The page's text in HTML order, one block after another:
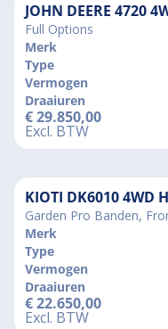
JOHN DEERE 4720
Full Options
Merk
Type
Vermogen
Draaiuren
€29.850,00
Excl. BTW
KIOTI DK6010 4WD
Garden Pro Banden,
Merk
Type
Vermogen
Draaiuren
€22.650,00
Excl. BTW